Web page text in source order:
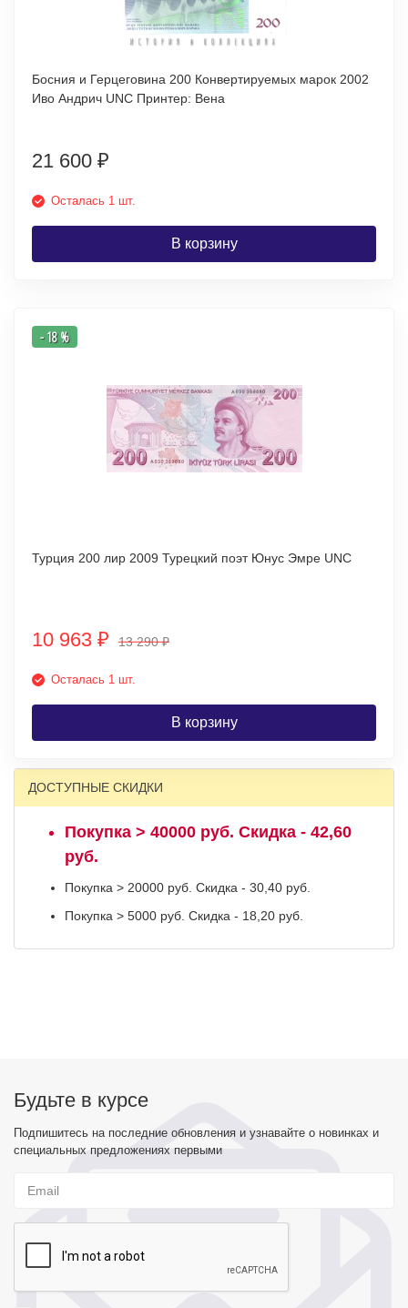
Босния и Герцеговина 200 Конвертируемых марок 2002
Иво Андрич UNC Принтер: Вена
21 600 ₽
Осталась 1 шт.
В корзину
- 18 %
Турция 200 лир 2009 Турецкий поэт Юнус Эмре UNC
10 963 ₽ 13 290₽
Осталась 1 шт.
В корзину
ДОСТУПНЫЕ СКИДКИ
Покупка > 40000 руб. Скидка - 42,60
руб.
Покупка > 20000 руб. Скидка - 30,40 руб.
Покупка > 5000 руб. Скидка - 18,20 руб.
Будьте в курсе
Подпишитесь на последние обновления и узнавайте о новинках и
специальных предложениях первыми